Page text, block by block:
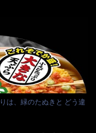
レスには行きません。 最
らいです。（肉が喰いた
が進み、店員さんもフロ
～ それに注文はタッチパ
ロア担当だけでも5人は
呼ぶピンポンを・・・ク
ッチパネルで～と教えて
を受け付けない！！ 店
は、緑のたぬきと どう違